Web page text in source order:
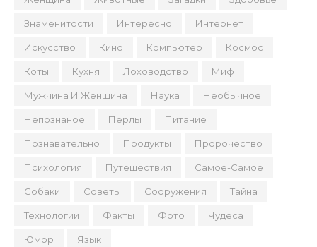
Знаменитости Интересно Интернет
Искусство Кино Компьютер Космос
Коты Кухня Лоховодство Миф
Мужчина И Женщина Наука Необычное
Непознаное Перлы Питание
Познавательно Продукты Пророчество
Психология Путешествия Самое-Самое
Собаки Советы Сооружения Тайна
Технологии Факты Фото Чудеса
Юмор Язык